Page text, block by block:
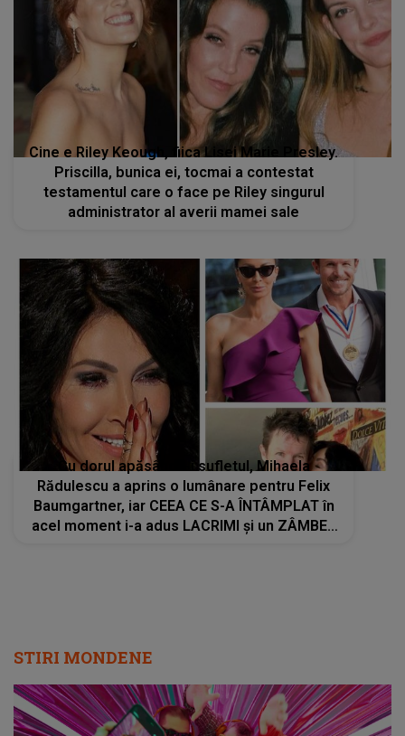
Cine e Riley Keough, fiica Lisei Marie Presley.
Priscilla, bunica ei, tocmai a contestat
testamentul care o face pe Riley singurul
administrator al averii mamei sale
Cu dorul apăsându-i sufletul, Mihaela
Rădulescu a aprins o lumânare pentru Felix
Baumgartner, iar CEEA CE S-A ÎNTÂMPLAT în
acel moment i-a adus LACRIMI și un ZÂMBET
STIRI MONDENE